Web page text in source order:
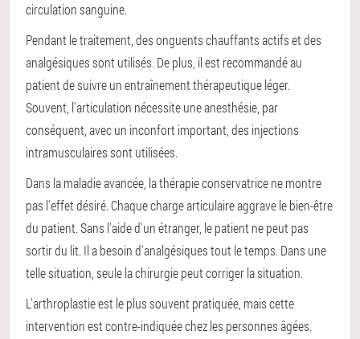
circulation sanguine.
Pendant le traitement, des onguents chauffants actifs et des
analgésiques sont utilisés. De plus, il est recommandé au
patient de suivre un entraînement thérapeutique léger.
Souvent, l'articulation nécessite une anesthésie, par
conséquent, avec un inconfort important, des injections
intramusculaires sont utilisées.
Dans la maladie avancée, la thérapie conservatrice ne montre
pas l'effet désiré. Chaque charge articulaire aggrave le bien-être
du patient. Sans l'aide d'un étranger, le patient ne peut pas
sortir du lit. Il a besoin d'analgésiques tout le temps. Dans une
telle situation, seule la chirurgie peut corriger la situation.
L'arthroplastie est le plus souvent pratiquée, mais cette
intervention est contre-indiquée chez les personnes âgées.